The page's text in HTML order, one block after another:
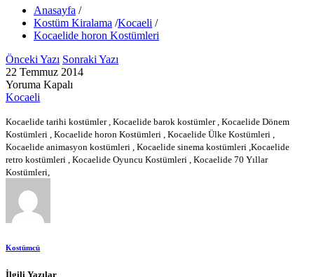
Anasayfa /
Kostüm Kiralama /Kocaeli /
Kocaelide horon Kostümleri
Önceki Yazı Sonraki Yazı
22 Temmuz 2014
Yoruma Kapalı
Kocaeli
Kocaelide tarihi kostümler , Kocaelide barok kostümler , Kocaelide Dönem
Kostümleri , Kocaelide horon Kostümleri , Kocaelide Ülke Kostümleri ,
Kocaelide animasyon kostümleri , Kocaelide sinema kostümleri ,Kocaelide
retro kostümleri , Kocaelide Oyuncu Kostümleri , Kocaelide 70 Yıllar
Kostümleri,
Kostümcü
İlgili Yazılar